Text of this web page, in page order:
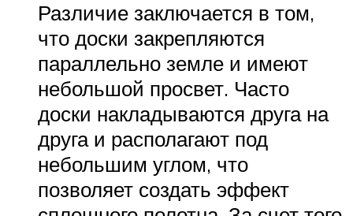
Различие заключается в том,
что доски закрепляются
параллельно земле и имеют
небольшой просвет. Часто
доски накладываются друга на
друга и располагают под
небольшим углом, что
позволяет создать эффект